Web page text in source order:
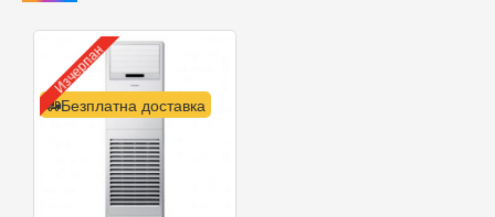
Безплатна доставка
Изчерпан